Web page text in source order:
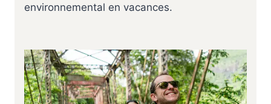
environnemental en vacances.